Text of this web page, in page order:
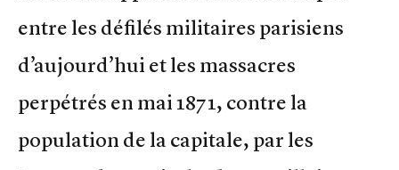
entre les défilés militaires parisiens
d’aujourd’hui et les massacres
perpétrés en mai 1871, contre la
population de la capitale, par les